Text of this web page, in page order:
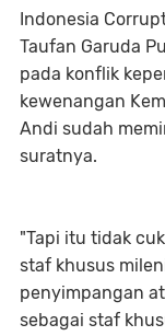
Indonesia
Taufan Garuda
pada konflik
kewenangan
Andi sudah
suratnya.
"Tapi itu tidak
staf khusus
penyimpangan
sebagai staf